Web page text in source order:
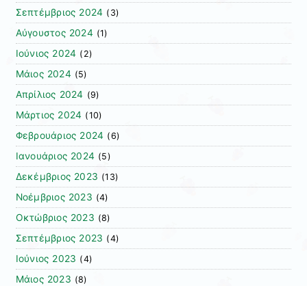
Σεπτέμβριος 2024 (3)
Αύγουστος 2024 (1)
Ιούνιος 2024 (2)
Μάιος 2024 (5)
Απρίλιος 2024 (9)
Μάρτιος 2024 (10)
Φεβρουάριος 2024 (6)
Ιανουάριος 2024 (5)
Δεκέμβριος 2023 (13)
Νοέμβριος 2023 (4)
Οκτώβριος 2023 (8)
Σεπτέμβριος 2023 (4)
Ιούνιος 2023 (4)
Μάιος 2023 (8)